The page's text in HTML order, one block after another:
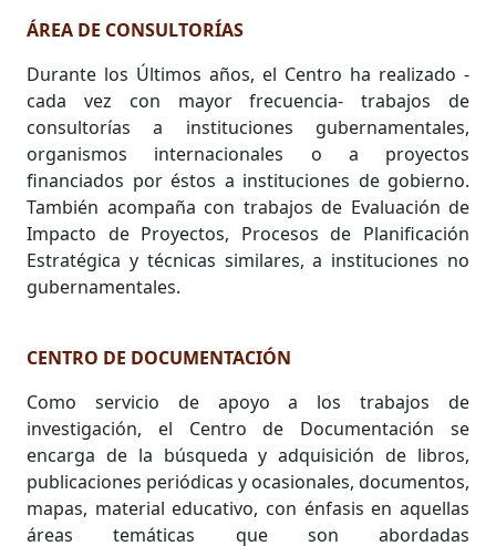
ÁREA DE CONSULTORÍAS
Durante los Últimos años, el Centro ha realizado -
cada vez con mayor frecuencia- trabajos de
consultorías a instituciones gubernamentales,
organismos internacionales o a proyectos
financiados por éstos a instituciones de gobierno.
También acompaña con trabajos de Evaluación de
Impacto de Proyectos, Procesos de Planificación
Estratégica y técnicas similares, a instituciones no
gubernamentales.
CENTRO DE DOCUMENTACIÓN
Como servicio de apoyo a los trabajos de
investigación, el Centro de Documentación se
encarga de la búsqueda y adquisición de libros,
publicaciones periódicas y ocasionales, documentos,
mapas, material educativo, con énfasis en aquellas
áreas temáticas que son abordadas